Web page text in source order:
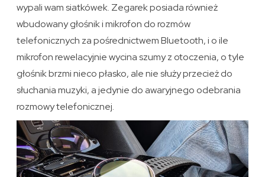
wypali wam siatkówek. Zegarek posiada również
wbudowany głośnik i mikrofon do rozmów
telefonicznych za pośrednictwem Bluetooth, i o ile
mikrofon rewelacyjnie wycina szumy z otoczenia, o tyle
głośnik brzmi nieco płasko, ale nie służy przecież do
słuchania muzyki, a jedynie do awaryjnego odebrania
rozmowy telefonicznej.